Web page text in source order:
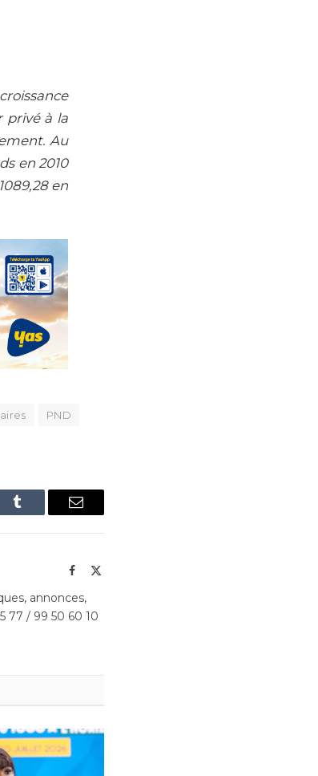
privé à la
Au
en 2010
en
PND
Tumblr Email
Facebook
annonces,
77 / 99 50 60 10